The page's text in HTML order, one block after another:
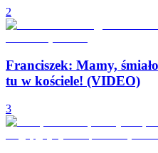
2
Franciszek: Mamy,
tu w kościele! (VIDEO)
3